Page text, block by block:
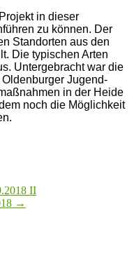
in dieser
zu können. Der
Standorten aus den
Die typischen Arten
Untergebracht war die
Jugend-
in der Heide
noch die Möglichkeit
II
→